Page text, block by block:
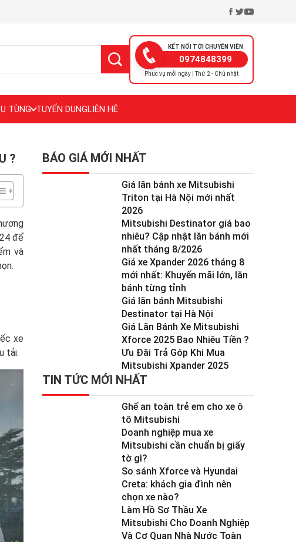
KẾT NỐI TỚI CHUYÊN VIÊN
0974848399
Phục vụ mỗi ngày | Thứ 2 - Chủ nhật
TÙNG TUYỂN DỤNGLIÊN HỆ
?
để
và
xe
tải.
BÁO GIÁ MỚI NHẤT
Giá lăn bánh xe Mitsubishi
Triton tại Hà Nội mới nhất
2026
Mitsubishi Destinator giá bao
nhiêu? Cập nhật lăn bánh mới
nhất tháng 8/2026
Giá xe Xpander 2026 tháng 8
mới nhất: Khuyến mãi lớn, lăn
bánh từng tỉnh
Giá lăn bánh Mitsubishi
Destinator tại Hà Nội
Giá Lăn Bánh Xe Mitsubishi
Xforce 2025 Bao Nhiêu Tiền ?
Ưu Đãi Trả Góp Khi Mua
Mitsubishi Xpander 2025
TIN TỨC MỚI NHẤT
Ghế an toàn trẻ em cho xe ô
tô Mitsubishi
Doanh nghiệp mua xe
Mitsubishi cần chuẩn bị giấy
tờ gì?
So sánh Xforce và Hyundai
Creta: khách gia đình nên
chọn xe nào?
Làm Hồ Sơ Thầu Xe
Mitsubishi Cho Doanh Nghiệp
Và Cơ Quan Nhà Nước Toàn